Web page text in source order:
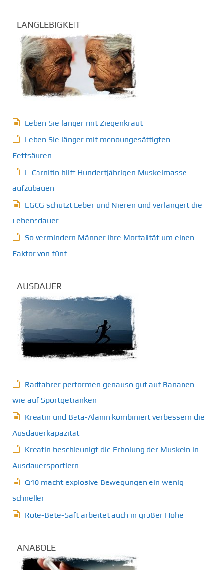
LANGLEBIGKEIT
Leben Sie länger mit Ziegenkraut
Leben Sie länger mit monoungesättigten
Fettsäuren
L-Carnitin hilft Hundertjährigen Muskelmasse
aufzubauen
EGCG schützt Leber und Nieren und verlängert die
Lebensdauer
So vermindern Männer ihre Mortalität um einen
Faktor von fünf
AUSDAUER
Radfahrer performen genauso gut auf Bananen
wie auf Sportgetränken
Kreatin und Beta-Alanin kombiniert verbessern die
Ausdauerkapazität
Kreatin beschleunigt die Erholung der Muskeln in
Ausdauersportlern
Q10 macht explosive Bewegungen ein wenig
schneller
Rote-Bete-Saft arbeitet auch in großer Höhe
ANABOLE